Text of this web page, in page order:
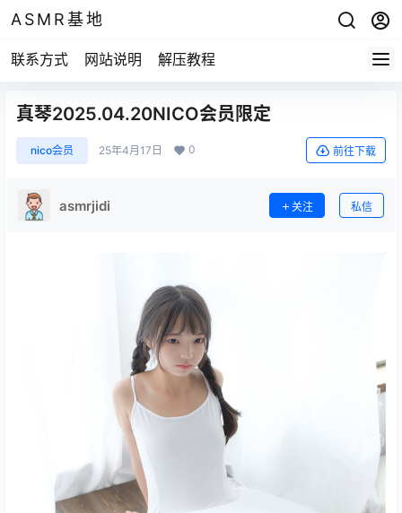
ASMR基地
联系方式 网站说明 解压教程
真琴2025.04.20NICO会员限定
nico会员 25年4月17日 0 前往下载
asmrjidi 关注 私信